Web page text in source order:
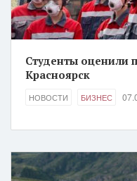
Студенты оценили
Красноярск
НОВОСТИ БИЗНЕС